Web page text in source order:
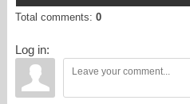
Total comments: 0
Log in: